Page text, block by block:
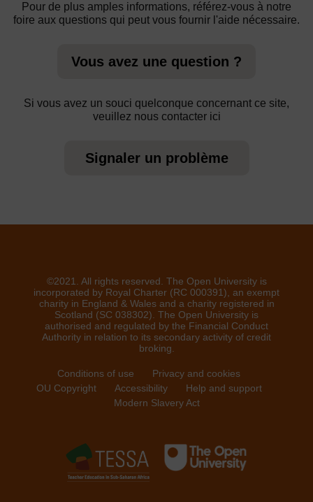
Pour de plus amples informations, référez-vous à notre
foire aux questions qui peut vous fournir l'aide nécessaire.
Vous avez une question ?
Si vous avez un souci quelconque concernant ce site,
veuillez nous contacter ici
Signaler un problème
©2021. All rights reserved. The Open University is
incorporated by Royal Charter (RC 000391), an exempt
charity in England & Wales and a charity registered in
Scotland (SC 038302). The Open University is
authorised and regulated by the Financial Conduct
Authority in relation to its secondary activity of credit
broking.
Conditions of use
Privacy and cookies
OU Copyright
Accessibility
Help and support
Modern Slavery Act